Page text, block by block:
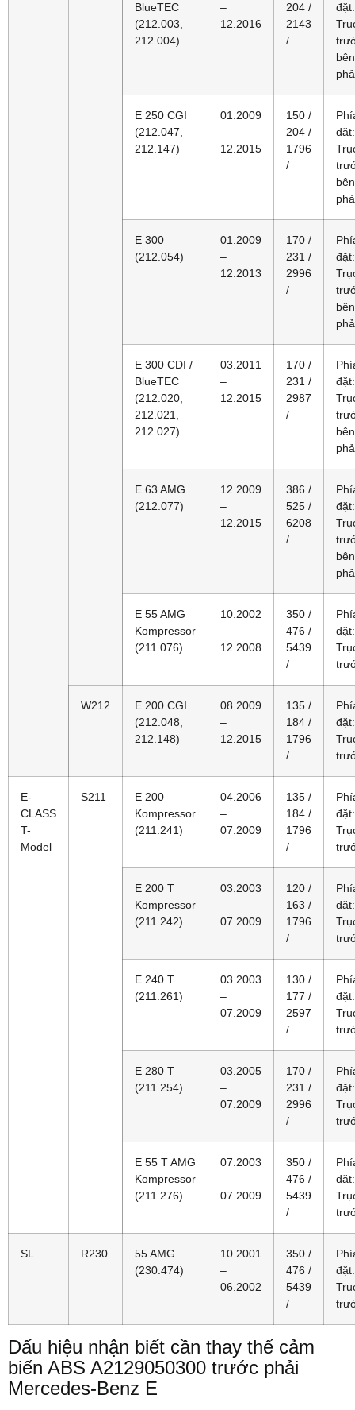
BlueTEC
(212.003,
212.004)
–
12.2016
204 /
2143
/
đặt:
bên
E 250 CGI
(212.047,
212.147)
01.2009
–
12.2015
150 /
204 /
1796
/
đặt:
bên
E 300
(212.054)
01.2009
–
12.2013
170 /
231 /
2996
/
đặt:
bên
E 300 CDI /
BlueTEC
(212.020,
212.021,
212.027)
03.2011
–
12.2015
170 /
231 /
2987
/
đặt:
bên
E 63 AMG
(212.077)
12.2009
–
12.2015
386 /
525 /
6208
/
đặt:
bên
E 55 AMG
Kompressor
(211.076)
10.2002
–
12.2008
350 /
476 /
5439
/
đặt:
W212
E 200 CGI
(212.048,
212.148)
08.2009
–
12.2015
135 /
184 /
1796
/
đặt:
E-
CLASS
T-
Model
S211
E 200
Kompressor
(211.241)
04.2006
–
07.2009
135 /
184 /
1796
/
đặt:
E 200 T
Kompressor
(211.242)
03.2003
–
07.2009
120 /
163 /
1796
/
đặt:
E 240 T
(211.261)
03.2003
–
07.2009
130 /
177 /
2597
/
đặt:
E 280 T
(211.254)
03.2005
–
07.2009
170 /
231 /
2996
/
đặt:
E 55 T AMG
Kompressor
(211.276)
07.2003
–
07.2009
350 /
476 /
5439
/
đặt:
SL R230
55 AMG
(230.474)
10.2001
–
06.2002
350 /
476 /
5439
/
đặt:
Dấu hiệu nhận biết cần thay thế cảm
biến ABS A2129050300 trước phải
Mercedes-Benz E